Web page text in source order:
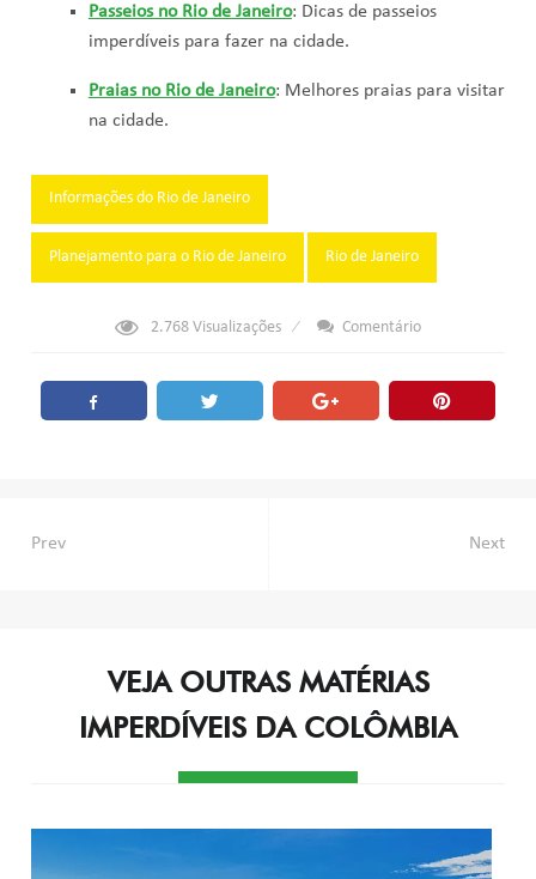
Passeios no Rio de Janeiro: Dicas de passeios
imperdíveis para fazer na cidade.
Praias no Rio de Janeiro: Melhores praias para visitar
na cidade.
Tags:
Informações do Rio de Janeiro
Planejamento para o Rio de Janeiro Rio de Janeiro
2.768 Visualizações Comentário
Navegação
Prev Next
VEJA OUTRAS MATÉRIAS
IMPERDÍVEIS DA COLÔMBIA